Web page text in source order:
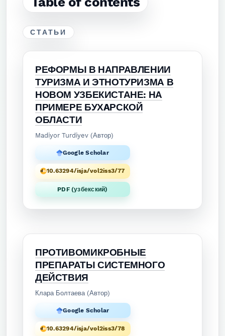
СТАТЬИ
РЕФОРМЫ В НАПРАВЛЕНИИ
ТУРИЗМА И ЭТНОТУРИЗМА В
НОВОМ УЗБЕКИСТАНЕ: НА
ПРИМЕРЕ БУХAРСКОЙ
ОБЛАСТИ
Madiyor Turdiyev (Автор)
Google Scholar
10.63294/isja/vol2iss3/77
PDF (узбекский)
ПРОТИВОМИКРОБНЫЕ
ПРЕПАРАТЫ СИСТЕМНОГО
ДЕЙСТВИЯ
Клара Болтаева (Автор)
Google Scholar
10.63294/isja/vol2iss3/78